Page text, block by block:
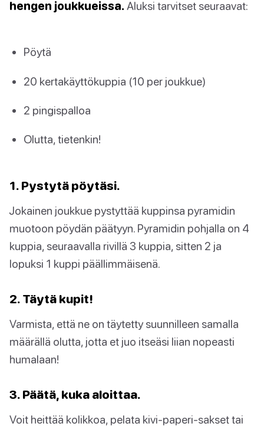
hengen joukkueissa. Aluksi tarvitset seuraavat:
Pöytä
20 kertakäyttökuppia (10 per joukkue)
2 pingispalloa
Olutta, tietenkin!
1. Pystytä pöytäsi.
Jokainen joukkue pystyttää kuppinsa pyramidin
muotoon pöydän päätyyn. Pyramidin pohjalla on 4
kuppia, seuraavalla rivillä 3 kuppia, sitten 2 ja
lopuksi 1 kuppi päällimmäisenä.
2. Täytä kupit!
Varmista, että ne on täytetty suunnilleen samalla
määrällä olutta, jotta et juo itseäsi liian nopeasti
humalaan!
3. Päätä, kuka aloittaa.
Voit heittää kolikkoa, pelata kivi-paperi-sakset tai